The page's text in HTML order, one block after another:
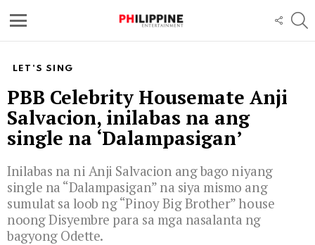
LET'S SING
PBB Celebrity Housemate Anji
Salvacion, inilabas na ang
single na ‘Dalampasigan’
Inilabas na ni Anji Salvacion ang bago niyang
single na “Dalampasigan” na siya mismo ang
sumulat sa loob ng “Pinoy Big Brother” house
noong Disyembre para sa mga nasalanta ng
bagyong Odette.